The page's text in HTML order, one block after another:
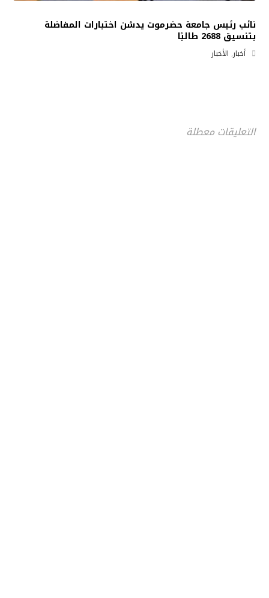
نائب رئيس جامعة حضرموت يدشن اختبارات المفاضلة
بتنسيق 2688 طالبًا
أخبار, الأخبار
التعليقات معطلة